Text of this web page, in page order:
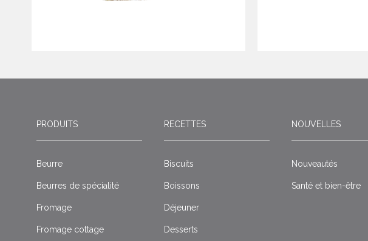
PRODUITS
Beurre
Beurres de spécialité
Fromage
Fromage cottage
RECETTES
Biscuits
Boissons
Déjeuner
Desserts
NOUVELLES
Nouveautés
Santé et bien-être